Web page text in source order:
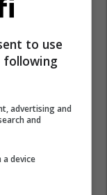
to use
following
advertising and
and
device